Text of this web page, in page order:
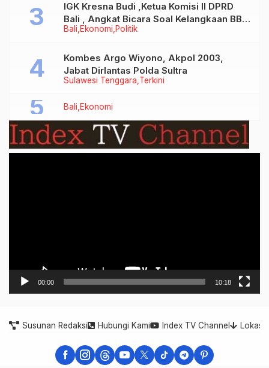
Bali Ekonomi Politik
IGK Kresna Budi ,Ketua Komisi II DPRD
Bali , Angkat Bicara Soal Kelangkaan BBM
Bersubsidi Jenis Solar
Sulawesi Tenggara Terkini
Kombes Argo Wiyono, Akpol 2003,
Jabat Dirlantas Polda Sultra
Bali Ekonomi
00:00 10:18
Susunan Redaksi Hubungi Kami Index TV Channel Lokasi